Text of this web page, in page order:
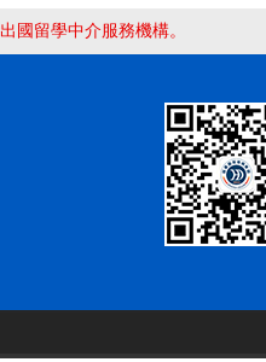
國留學中介服務機構。